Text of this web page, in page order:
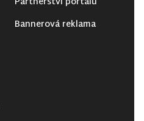
Bannerová reklama